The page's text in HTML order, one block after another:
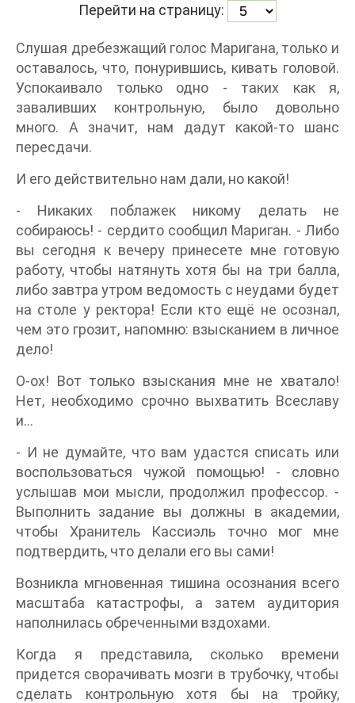
Перейти на страницу:
Слушая дребезжащий голос Маригана, только и
оставалось, что, понурившись, кивать головой.
Успокаивало только одно - таких как я,
заваливших контрольную, было довольно
много. А значит, нам дадут какой-то шанс
пересдачи.
И его действительно нам дали, но какой!
- Никаких поблажек никому делать не
собираюсь! - сердито сообщил Мариган. - Либо
вы сегодня к вечеру принесете мне готовую
работу, чтобы натянуть хотя бы на три балла,
либо завтра утром ведомость с неудами будет
на столе у ректора! Если кто ещё не осознал,
чем это грозит, напомню: взысканием в личное
дело!
О-ох! Вот только взыскания мне не хватало!
Нет, необходимо срочно выхватить Всеславу
и…
- И не думайте, что вам удастся списать или
воспользоваться чужой помощью! - словно
услышав мои мысли, продолжил профессор. -
Выполнить задание вы должны в академии,
чтобы Хранитель Кассиэль точно мог мне
подтвердить, что делали его вы сами!
Возникла мгновенная тишина осознания всего
масштаба катастрофы, а затем аудитория
наполнилась обреченными вздохами.
Когда я представила, сколько времени
придется сворачивать мозги в трубочку, чтобы
сделать контрольную хотя бы на тройку,